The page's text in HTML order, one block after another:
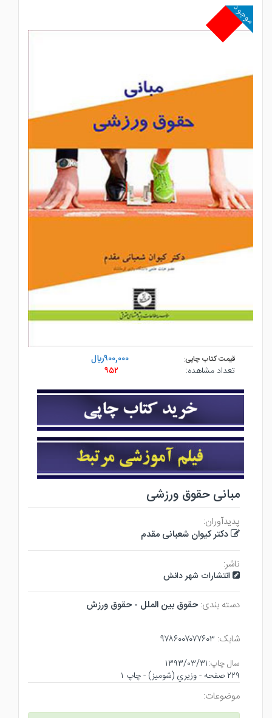
موجود
قیمت کتاب چاپی:
۹۰۰,۰۰۰ريال
تعداد مشاهده:
۹۵۲
مبانی حقوق ورزشی
پدیدآوران:
دکتر کیوان شعبانی مقدم
ناشر:
انتشارات شهر دانش
دسته بندی: حقوق بين الملل - حقوق ورزش
شابک: ۹۷۸۶۰۰۷۰۷۷۶۰۳
سال چاپ:۱۳۹۳/۰۳/۳۱
۲۲۹ صفحه - وزيري (شوميز) - چاپ ۱
موضوعات: